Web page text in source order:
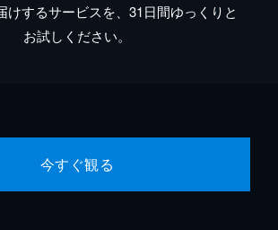
けするサービスを、31日間ゆっくりと
お試しください。
今すぐ観る